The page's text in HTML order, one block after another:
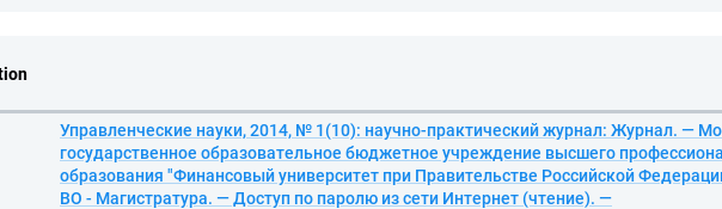
Управленческие науки, 2014, № 1(10): научно-практический журнал: Журнал. —
государственное образовательное бюджетное учреждение высшего
образования "Финансовый университет при Правительстве Российской
ВО - Магистратура. — Доступ по паролю из сети Интернет (чтение). —